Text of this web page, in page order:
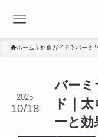
ホーム 外食ガイド バーミ
バーミ
ド｜
ーと効
2025
10/18